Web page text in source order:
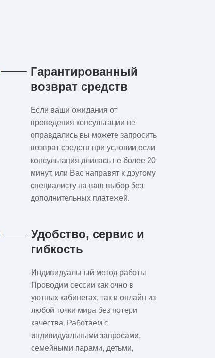
Гарантированный
возврат средств
Если ваши ожидания от
проведения консультации не
оправдались вы можете запросить
возврат средств при условии если
консультация длилась не более 20
минут, или Вас направят к другому
специалисту на ваш выбор без
дополнительных платежей.
Удобство, сервис и
гибкость
Индивидуальный метод работы
Проводим сессии как очно в
уютных кабинетах, так и онлайн из
любой точки мира без потери
качества. Работаем с
индивидуальными запросами,
семейными парами, детьми,